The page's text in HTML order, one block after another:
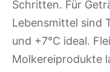
Schritten. Für
Lebensmittel sind
und +7°C ideal.
Molkereiprodukte